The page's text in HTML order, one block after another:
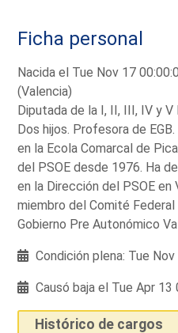
Ficha personal
Nacida el Tue Nov 17
(Valencia)
Diputada de la I, II, III, IV y
Dos hijos. Profesora de
en la Ecola Comarcal de
del PSOE desde 1976. Ha
en la Dirección del PSOE
miembro del Comité Federal
Gobierno Pre Autonómico
Condición plena: Tue
Causó baja el Tue Apr 13
Histórico de cargos